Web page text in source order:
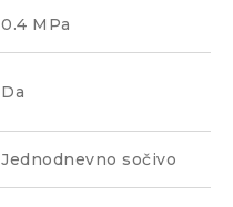
0.4 MPa
Da
Jednodnevno sočivo